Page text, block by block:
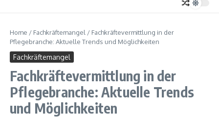
Home / Fachkräftemangel / Fachkräftevermittlung in der
Pflegebranche: Aktuelle Trends und Möglichkeiten
Fachkräftemangel
Fachkräftevermittlung in der
Pflegebranche: Aktuelle Trends
und Möglichkeiten